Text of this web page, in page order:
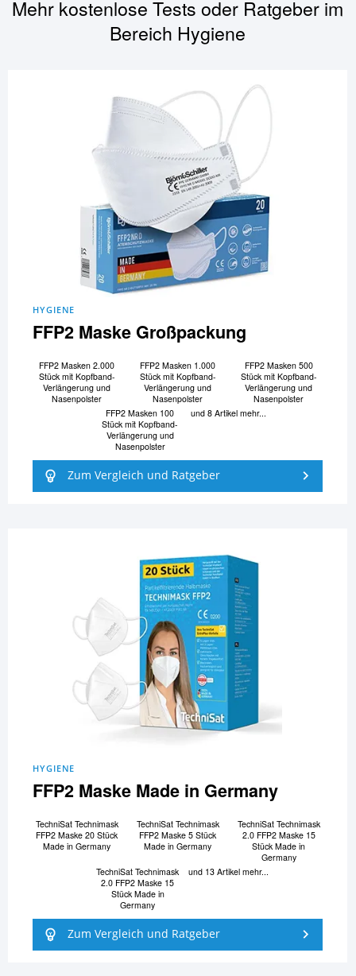
Mehr kostenlose Tests oder Ratgeber im
Bereich Hygiene
HYGIENE
FFP2 Maske Großpackung
FFP2 Masken 2.000
Stück mit Kopfband-
Verlängerung und
Nasenpolster
FFP2 Masken 1.000
Stück mit Kopfband-
Verlängerung und
Nasenpolster
FFP2 Masken 500
Stück mit Kopfband-
Verlängerung und
Nasenpolster
FFP2 Masken 100
Stück mit Kopfband-
Verlängerung und
Nasenpolster
und 8 Artikel mehr...
Zum Vergleich und Ratgeber
HYGIENE
FFP2 Maske Made in Germany
TechniSat Technimask
FFP2 Maske 20 Stück
Made in Germany
TechniSat Technimask
FFP2 Maske 5 Stück
Made in Germany
TechniSat Technimask
2.0 FFP2 Maske 15
Stück Made in
Germany
TechniSat Technimask
2.0 FFP2 Maske 15
Stück Made in
Germany
und 13 Artikel mehr...
Zum Vergleich und Ratgeber